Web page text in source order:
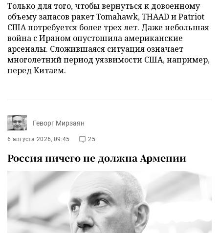
Только для того, чтобы вернуться к довоенному
объему запасов ракет Tomahawk, THAAD и Patriot
США потребуется более трех лет. Даже небольшая
война с Ираном опустошила американские
арсеналы. Сложившаяся ситуация означает
многолетний период уязвимости США, например,
перед Китаем.
Геворг Мирзаян
6 августа 2026, 09:45 25
Россия ничего не должна Армении